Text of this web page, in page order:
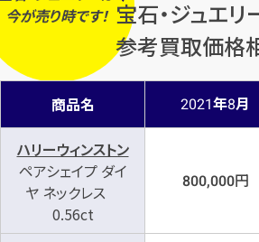
宝石・ジュエリ
参考買取価格
今が売り時です！
商品名 2021年8月
ハリーウィンストン
ペアシェイプ ダイ
ヤ ネックレス
0.56ct
800,000円